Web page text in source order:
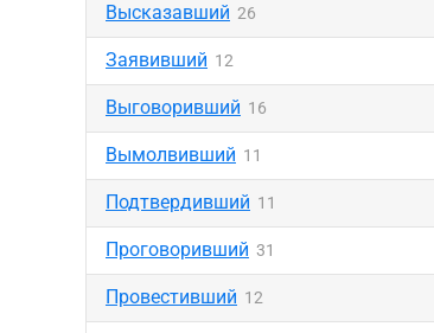
Высказавший 26
Заявивший 12
Выговоривший 16
Вымолвивший 11
Подтвердивший 11
Проговоривший 31
Провестивший 12